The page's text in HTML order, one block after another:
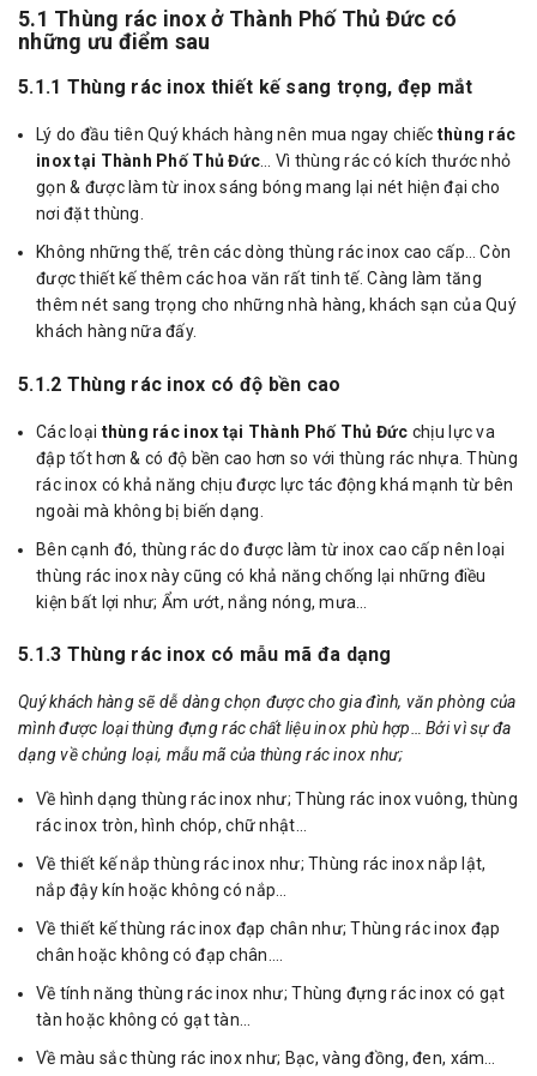
5.1 Thùng rác inox ở Thành Phố Thủ Đức có
những ưu điểm sau
5.1.1 Thùng rác inox thiết kế sang trọng, đẹp mắt
Lý do đầu tiên Quý khách hàng nên mua ngay chiếc thùng rác
inox tại Thành Phố Thủ Đức… Vì thùng rác có kích thước nhỏ
gọn & được làm từ inox sáng bóng mang lại nét hiện đại cho
nơi đặt thùng.
Không những thế, trên các dòng thùng rác inox cao cấp… Còn
được thiết kế thêm các hoa văn rất tinh tế. Càng làm tăng
thêm nét sang trọng cho những nhà hàng, khách sạn của Quý
khách hàng nữa đấy.
5.1.2 Thùng rác inox có độ bền cao
Các loại thùng rác inox tại Thành Phố Thủ Đức chịu lực va
đập tốt hơn & có độ bền cao hơn so với thùng rác nhựa. Thùng
rác inox có khả năng chịu được lực tác động khá mạnh từ bên
ngoài mà không bị biến dạng.
Bên cạnh đó, thùng rác do được làm từ inox cao cấp nên loại
thùng rác inox này cũng có khả năng chống lại những điều
kiện bất lợi như; Ẩm ướt, nắng nóng, mưa…
5.1.3 Thùng rác inox có mẫu mã đa dạng
Quý khách hàng sẽ dễ dàng chọn được cho gia đình, văn phòng của
mình được loại thùng đựng rác chất liệu inox phù hợp… Bởi vì sự đa
dạng về chủng loại, mẫu mã của thùng rác inox như;
Về hình dạng thùng rác inox như; Thùng rác inox vuông, thùng
rác inox tròn, hình chóp, chữ nhật…
Về thiết kế nắp thùng rác inox như; Thùng rác inox nắp lật,
nắp đậy kín hoặc không có nắp…
Về thiết kế thùng rác inox đạp chân như; Thùng rác inox đạp
chân hoặc không có đạp chân….
Về tính năng thùng rác inox như; Thùng đựng rác inox có gạt
tàn hoặc không có gạt tàn…
Về màu sắc thùng rác inox như; Bạc, vàng đồng, đen, xám…